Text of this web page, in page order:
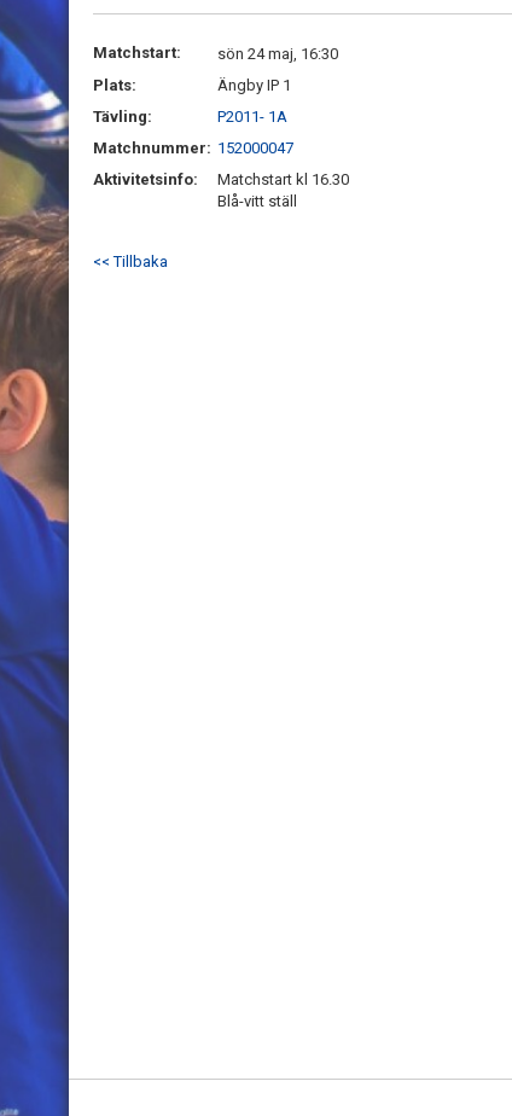
Matchstart:
sön 24 maj, 16:30
Plats:
Ängby IP 1
Tävling:
P2011- 1A
Matchnummer: 152000047
Aktivitetsinfo:
Matchstart kl 16.30
Blå-vitt ställ
<< Tillbaka